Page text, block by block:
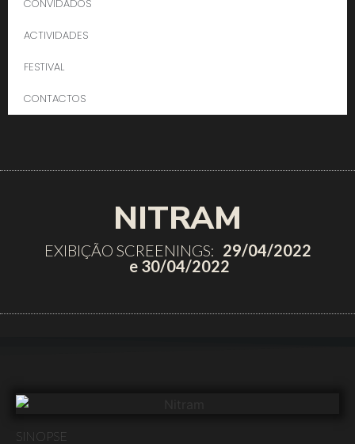
CONVIDADOS
ACTIVIDADES
FESTIVAL
CONTACTOS
NITRAM
EXIBIÇÃO SCREENINGS: 29/04/2022
e 30/04/2022
SINOPSE